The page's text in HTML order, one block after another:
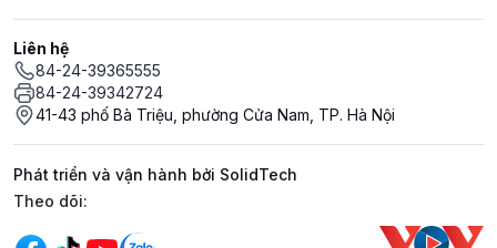
Liên hệ
84-24-39365555
84-24-39342724
41-43 phố Bà Triệu, phường Cửa Nam, TP. Hà Nội
Phát triển và vận hành bởi SolidTech
Mạng xã hội
Theo dõi: